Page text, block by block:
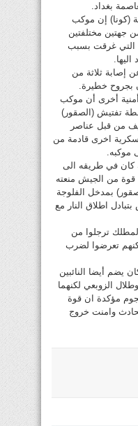
بغداد.
(كونا) إن موكب
جهتين مختلفتين
التي غرقت بسبب
إصابة ثلاثة من
بجروح خطيرة.
أخرى أن موكب
تفتيش (الصقور)
من قبل عناصر
اخرى قادمة من
موكبه.
كان في طريقه الى
قوة من الجيش منعته
بمدخل الفلوجة
اطلاق النار مع
ترجلوا من
تعرضوا لضرب
يضم أيضا النائبين
الزوبعي لكنهما
مؤكدة ان قوة
وامنت خروج